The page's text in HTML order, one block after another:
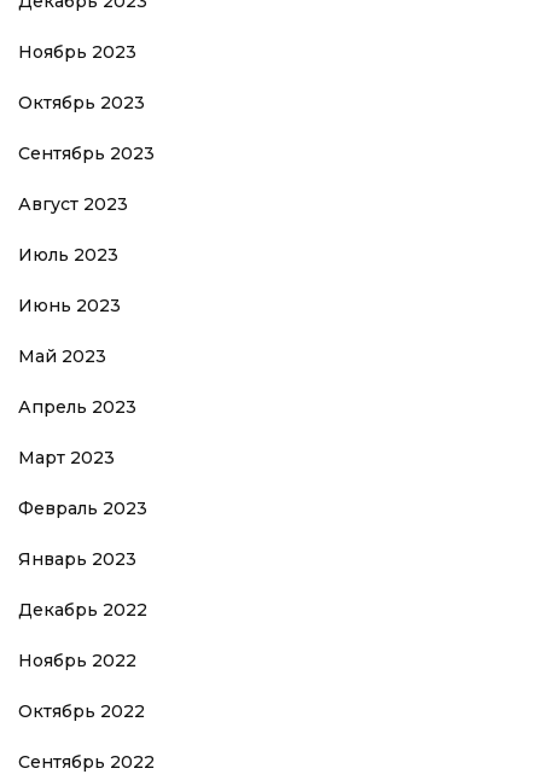
Ноябрь 2023
Октябрь 2023
Сентябрь 2023
Август 2023
Июль 2023
Июнь 2023
Май 2023
Апрель 2023
Март 2023
Февраль 2023
Январь 2023
Декабрь 2022
Ноябрь 2022
Октябрь 2022
Сентябрь 2022